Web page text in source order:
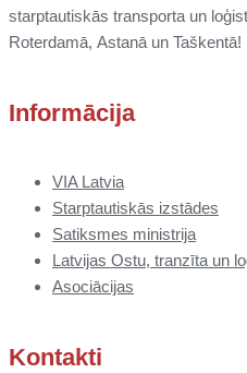
starptautiskās transporta un
Roterdamā, Astanā un Taškentā!
Informācija
VIA Latvia
Starptautiskās izstādes
Satiksmes ministrija
Latvijas Ostu, tranzīta un
Asociācijas
Kontakti